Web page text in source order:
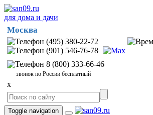
для дома и дачи
Москва
(495) 380-22-72
(901) 546-76-78
8 (800) 333-66-46
звонок по России бесплатный
x
Toggle navigation